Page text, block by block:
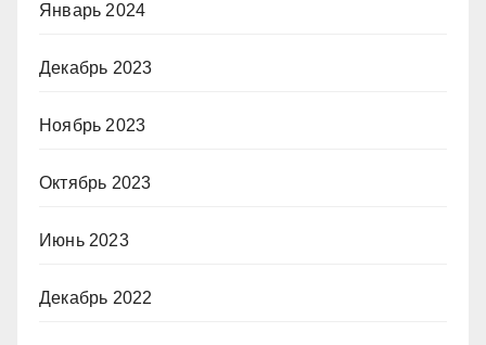
Январь 2024
Декабрь 2023
Ноябрь 2023
Октябрь 2023
Июнь 2023
Декабрь 2022